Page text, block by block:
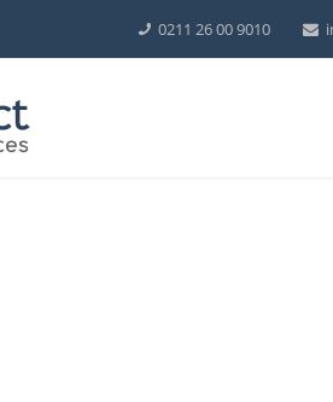
0211 26 00 9010